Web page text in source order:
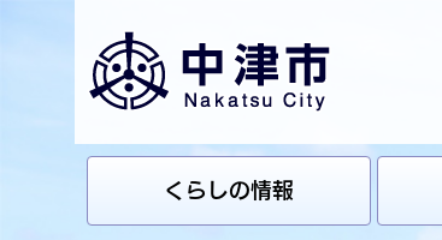
くらしの情報